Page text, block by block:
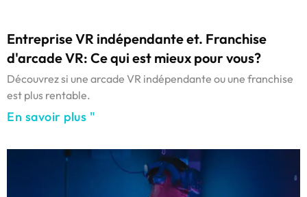
Entreprise VR indépendante et. Franchise
d'arcade VR: Ce qui est mieux pour vous?
Découvrez si une arcade VR indépendante ou une franchise
est plus rentable.
En savoir plus "